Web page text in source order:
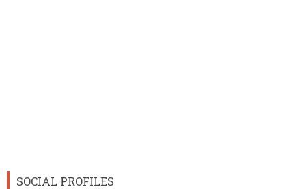
SOCIAL PROFILES